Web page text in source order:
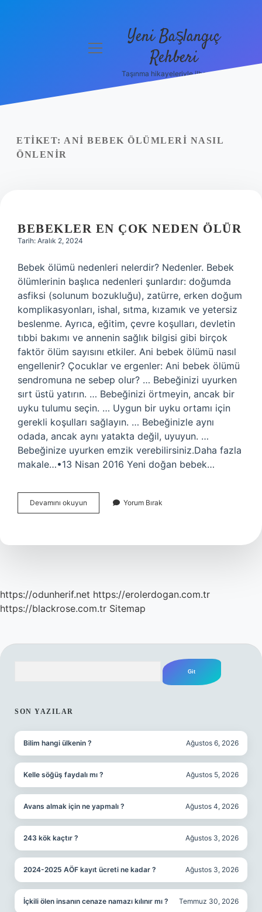
Politikası
Yasal Uyarı
menüyü
Yeni Başlangıç
Rehberi
Taşınma hikayeleriyle ilham bul!
ETIKET: ANI BEBEK ÖLÜMLERI NASIL
ÖNLENIR
BEBEKLER EN ÇOK NEDEN ÖLÜR
Tarih: Aralık 2, 2024
Bebek ölümü nedenleri nelerdir? Nedenler. Bebek
ölümlerinin başlıca nedenleri şunlardır: doğumda
asfiksi (solunum bozukluğu), zatürre, erken doğum
komplikasyonları, ishal, sıtma, kızamık ve yetersiz
beslenme. Ayrıca, eğitim, çevre koşulları, devletin
tıbbi bakımı ve annenin sağlık bilgisi gibi birçok
faktör ölüm sayısını etkiler. Ani bebek ölümü nasıl
engellenir? Çocuklar ve ergenler: Ani bebek ölümü
sendromuna ne sebep olur? … Bebeğinizi uyurken
sırt üstü yatırın. … Bebeğinizi örtmeyin, ancak bir
uyku tulumu seçin. … Uygun bir uyku ortamı için
gerekli koşulları sağlayın. … Bebeğinizle aynı
odada, ancak aynı yatakta değil, uyuyun. …
Bebeğinize uyurken emzik verebilirsiniz.Daha fazla
makale…•13 Nisan 2016 Yeni doğan bebek…
Devamını okuyun Bebekler
En
Ölür
Yorum Bırak
https://odunherif.net https://erolerdogan.com.tr
https://blackrose.com.tr Sitemap
SON YAZILAR
Bilim hangi ülkenin ? Ağustos 6, 2026
Kelle söğüş faydalı mı ? Ağustos 5, 2026
Avans almak için ne yapmalı ? Ağustos 4, 2026
243 kök kaçtır ? Ağustos 3, 2026
2024-2025 AÖF kayıt ücreti ne kadar ? Ağustos 3, 2026
İçkili ölen insanın cenaze namazı kılınır mı ? Temmuz 30, 2026